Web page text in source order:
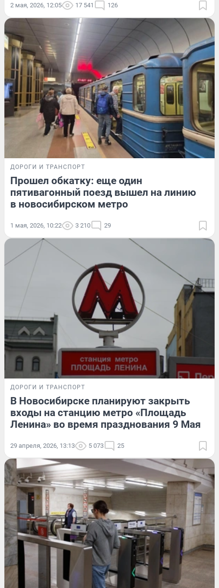
2 мая, 2026, 12:05 17 541 126
ДОРОГИ И ТРАНСПОРТ
Прошел обкатку: еще один
пятивагонный поезд вышел на линию
в новосибирском метро
1 мая, 2026, 10:22 3 210 29
ДОРОГИ И ТРАНСПОРТ
В Новосибирске планируют закрыть
входы на станцию метро «Площадь
Ленина» во время празднования 9 Мая
29 апреля, 2026, 13:13 5 073 25